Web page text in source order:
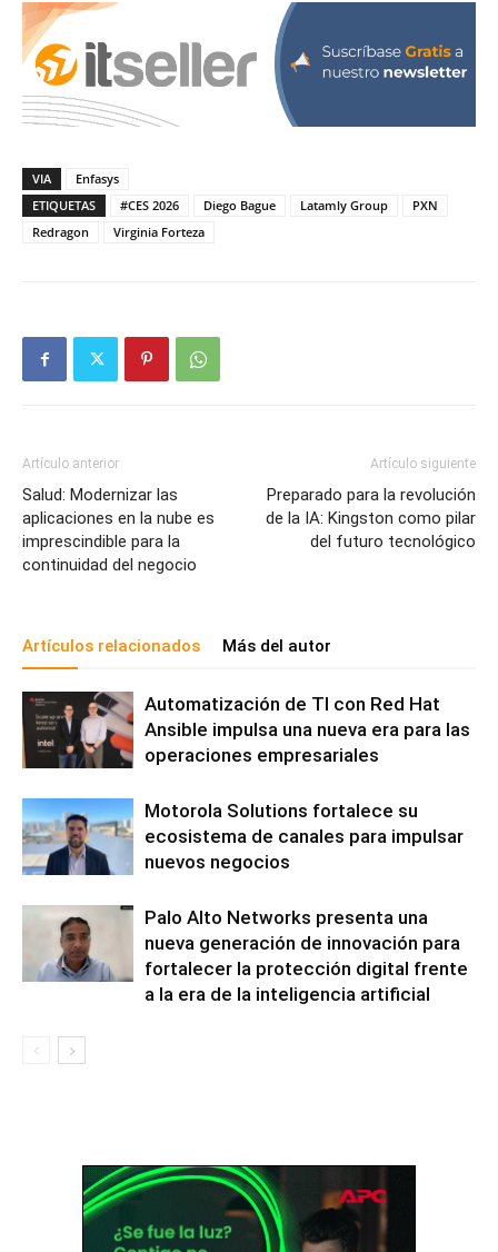
VIA
Enfasys
ETIQUETAS
#CES 2026 Diego Bague Latamly Group
PXN
Redragon
Virginia Forteza
Artículo anterior
Salud: Modernizar las
aplicaciones en la nube es
imprescindible para la
continuidad del negocio
Artículo siguiente
Preparado para la revolución
de la IA: Kingston como pilar
del futuro tecnológico
Artículos relacionados Más del autor
Automatización de TI con Red Hat
Ansible impulsa una nueva era para las
operaciones empresariales
Motorola Solutions fortalece su
ecosistema de canales para impulsar
nuevos negocios
Palo Alto Networks presenta una
nueva generación de innovación para
fortalecer la protección digital frente
a la era de la inteligencia artificial